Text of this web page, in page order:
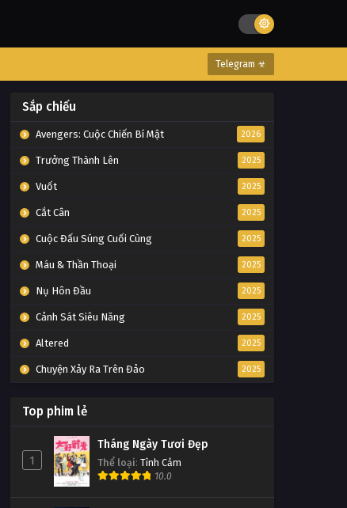
Telegram ☣
Sắp chiếu
Avengers: Cuộc Chiến Bí Mật 2026
Trưởng Thành Lên 2025
Vuốt 2025
Cắt Cân 2025
Cuộc Đấu Súng Cuối Cùng 2025
Máu & Thần Thoại 2025
Nụ Hôn Đầu 2025
Cảnh Sát Siêu Năng 2025
Altered 2025
Chuyện Xảy Ra Trên Đảo 2025
Top phim lẻ
1
Tháng Ngày Tươi Đẹp
Thể loại: Tình Cảm
10.0